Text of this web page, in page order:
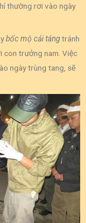
thường rơi vào ngày
bốc mộ cải tángtránh
con trưởng nam. Việc
ngày trùng tang, sẽ